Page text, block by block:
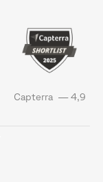
Capterra — 4,9